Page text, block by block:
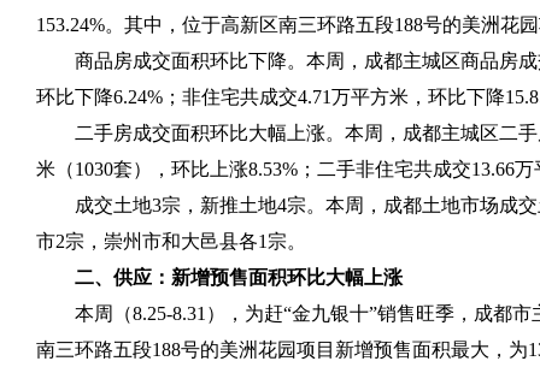
153.24%。其中，位于高新区南三环路五段188号的美洲花
商品房成交面积环比下降。本周，成都主城区商品房
环比下降6.24% ；非住宅共成交4.71万平方米，环比下降
二手房成交面积环比大幅上涨。本周，成都主城区二
米（1030套），环比上涨8.53% ；二手非住宅共成交13.66万
成交土地3宗，新推土地4宗。本周，成都土地市场成
市2宗，崇州市和大邑县各1 宗。
二、供应：新增预售面积环比大幅上涨
本周（8.25-8.31 ），为赶“金九银十”销售旺季，成都
南三环路五段188号的美洲花园项目新增预售面积最大，为